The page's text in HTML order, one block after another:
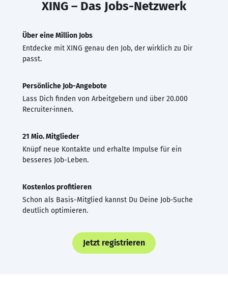
XING – Das Jobs-Netzwerk
Über eine Million Jobs
Entdecke mit XING genau den Job, der wirklich zu Dir
passt.
Persönliche Job-Angebote
Lass Dich finden von Arbeitgebern und über 20.000
Recruiter·innen.
21 Mio. Mitglieder
Knüpf neue Kontakte und erhalte Impulse für ein
besseres Job-Leben.
Kostenlos profitieren
Schon als Basis-Mitglied kannst Du Deine Job-Suche
deutlich optimieren.
Jetzt registrieren